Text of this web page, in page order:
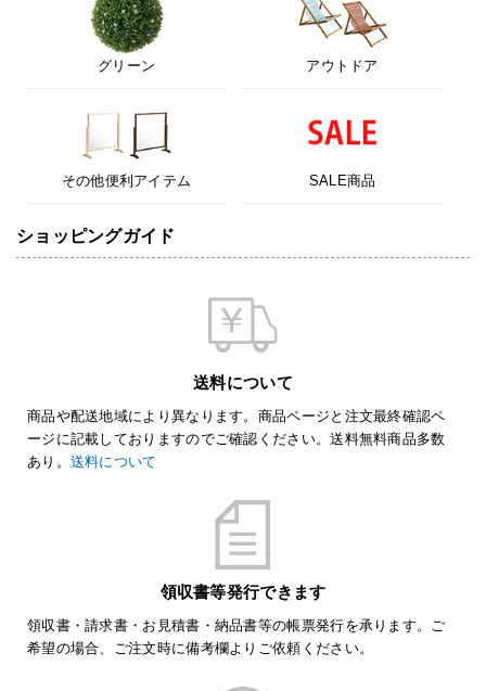
グリーン アウトドア
その他便利アイテム SALE商品
ショッピングガイド
送料について
商品や配送地域により異なります。商品ページと注文最終確認ペ
ージに記載しておりますのでご確認ください。送料無料商品多数
あり。 送料について
領収書等発行できます
領収書・請求書・お見積書・納品書等の帳票発行を承ります。ご
希望の場合、ご注文時に備考欄よりご依頼ください。